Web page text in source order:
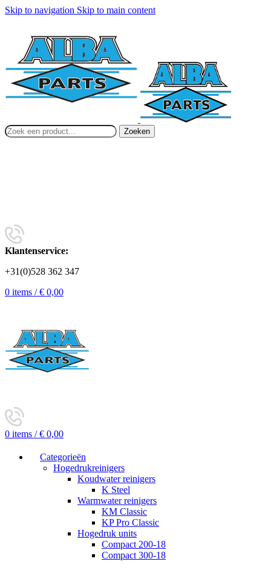
Skip to navigation Skip to main content
Zoeken
Klantenservice:
+31(0)528 362 347
0 items / € 0,00
0 items / € 0,00
Categorieën
Hogedrukreinigers
Koudwater reinigers
K Steel
Warmwater reinigers
KM Classic
KP Pro Classic
Hogedruk units
Compact 200-18
Compact 300-18